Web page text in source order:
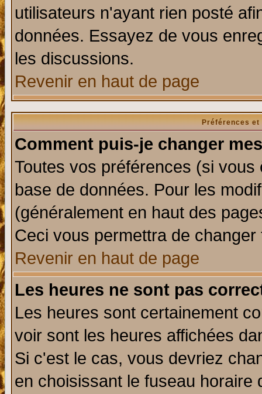
utilisateurs n'ayant rien posté
données. Essayez de vous
les discussions.
Revenir en haut de page
Préférences
Comment puis-je changer
Toutes vos préférences (si
base de données. Pour les
(généralement en haut des
Ceci vous permettra de
Revenir en haut de page
Les heures ne sont pas
Les heures sont certainement
voir sont les heures affichées
Si c'est le cas, vous devriez
en choisissant le fuseau